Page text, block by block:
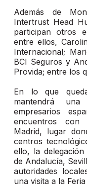
Además de
Intertrust Head
participan otros
entre ellos,
Internacional;
BCI Seguros y
Provida; entre los
En lo que
mantendrá
empresarios
encuentros con
Madrid, lugar
centros
ello, la
de Andalucía,
autoridades
una visita a la